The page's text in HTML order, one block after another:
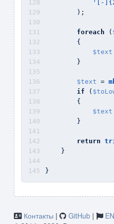
'[-
        );
foreach (
        {
$text
        }
$text =
if (
        {
$text
        }
return
    }
}
Контакты | GitHub |
EN